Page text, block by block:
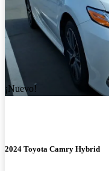
¡Nuevo!
2024 Toyota Camry Hybrid